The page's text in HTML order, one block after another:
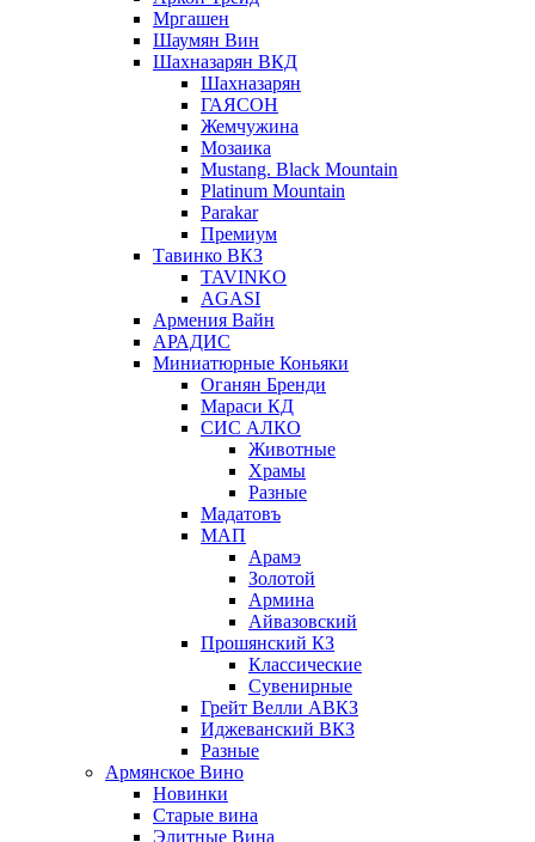
Мргашен
Шаумян Вин
Шахназарян ВКД
Шахназарян
ГАЯСОН
Жемчужина
Мозаика
Mustang. Black Mountain
Platinum Mountain
Parakar
Премиум
Тавинко ВКЗ
TAVINKO
AGASI
Армения Вайн
АРАДИС
Миниатюрные Коньяки
Оганян Бренди
Мараси КД
СИС АЛКО
Животные
Храмы
Разные
Мадатовъ
МАП
Арамэ
Золотой
Армина
Айвазовский
Прошянский КЗ
Классические
Сувенирные
Грейт Велли АВКЗ
Иджеванский ВКЗ
Разные
Армянское Вино
Новинки
Старые вина
Элитные Вина